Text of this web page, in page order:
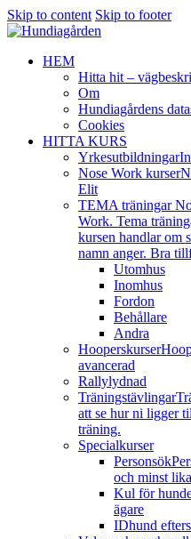
Skip to content Skip to footer
HEM
Hitta hit –
Om
Hundiagårdens
Cookies
HITTA KURS
Yrkesutbildningar
Nose Work kurser
Elit
TEMA träningar
Work. Tema
kursen handlar om
namn anger. Bra
Utomhus
Inomhus
Fordon
Behållare
Andra
Hooperskurser
avancerad
Rallylydnad
Träningstävlingar
att se hur ni ligger
träning.
Specialkurser
Personsök
och minst
Kul för
ägare
IDhund